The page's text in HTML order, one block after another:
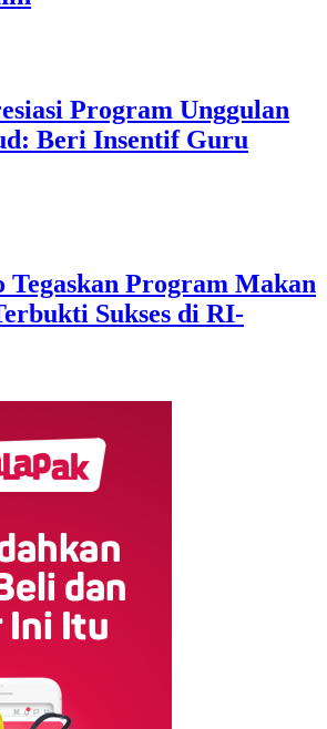
Program Unggulan
Beri Insentif Guru
Program Makan
Sukses di RI-